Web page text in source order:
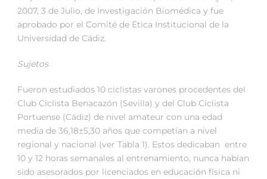
2007, 3 de Julio, de Investigación Biomédica y fue
aprobado por el Comité de Ética Institucional de la
Universidad de Cádiz.
Sujetos
Fueron estudiados 10 ciclistas varones procedentes del
Club Ciclista Benacazón (Sevilla) y del Club Ciclista
Portuense (Cádiz) de nivel amateur con una edad
media de 36,18±5,30 años que competían a nivel
regional y nacional (ver Tabla 1). Estos dedicaban entre
10 y 12 horas semanales al entrenamiento, nunca habían
sido asesorados por licenciados en educación física ni